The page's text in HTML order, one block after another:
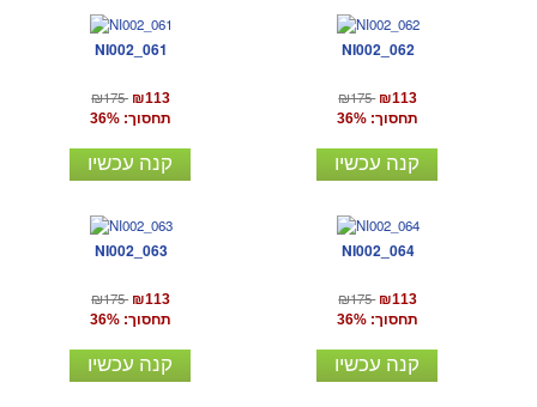
NI002_061
₪175 ₪113
תחסוך: 36%
קנה עכשיו
NI002_062
₪175 ₪113
תחסוך: 36%
קנה עכשיו
NI002_063
₪175 ₪113
תחסוך: 36%
קנה עכשיו
NI002_064
₪175 ₪113
תחסוך: 36%
קנה עכשיו